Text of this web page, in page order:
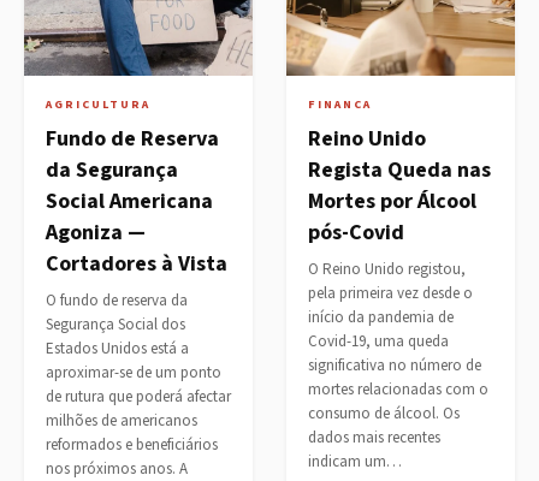
AGRICULTURA
Fundo de Reserva
da Segurança
Social Americana
Agoniza —
Cortadores à Vista
O fundo de reserva da
Segurança Social dos
Estados Unidos está a
aproximar-se de um ponto
de rutura que poderá afectar
milhões de americanos
reformados e beneficiários
nos próximos anos. A
FINANCA
Reino Unido
Regista Queda nas
Mortes por Álcool
pós-Covid
O Reino Unido registou,
pela primeira vez desde o
início da pandemia de
Covid-19, uma queda
significativa no número de
mortes relacionadas com o
consumo de álcool. Os
dados mais recentes
indicam um…